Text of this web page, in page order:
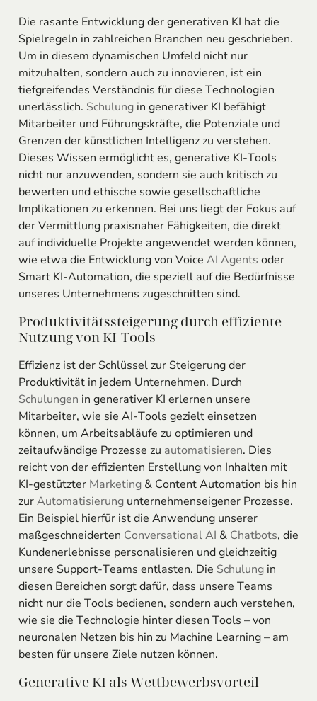
Die rasante Entwicklung der generativen KI hat die
Spielregeln in zahlreichen Branchen neu geschrieben.
Um in diesem dynamischen Umfeld nicht nur
mitzuhalten, sondern auch zu innovieren, ist ein
tiefgreifendes Verständnis für diese Technologien
unerlässlich. Schulungin generativer KI befähigt
Mitarbeiter und Führungskräfte, die Potenziale und
Grenzen der künstlichen Intelligenz zu verstehen.
Dieses Wissen ermöglicht es, generative KI-Tools
nicht nur anzuwenden, sondern sie auch kritisch zu
bewerten und ethische sowie gesellschaftliche
Implikationen zu erkennen. Bei uns liegt der Fokus auf
der Vermittlung praxisnaher Fähigkeiten, die direkt
auf individuelle Projekte angewendet werden können,
wie etwa die Entwicklung von Voice AI Agents oder
Smart KI-Automation, die speziell auf die Bedürfnisse
unseres Unternehmens zugeschnitten sind.
Produktivitätssteigerung durch effiziente
Nutzung von KI-Tools
Effizienz ist der Schlüssel zur Steigerung der
Produktivität in jedem Unternehmen. Durch
Schulungen in generativer KI erlernen unsere
Mitarbeiter, wie sie AI-Tools gezielt einsetzen
können, um Arbeitsabläufe zu optimieren und
zeitaufwändige Prozesse zu automatisieren. Dies
reicht von der effizienten Erstellung von Inhalten mit
KI-gestützter Marketing& Content Automation bis hin
zurAutomatisierungunternehmenseigener Prozesse.
Ein Beispiel hierfür ist die Anwendung unserer
maßgeschneiderten Conversational AI & Chatbots, die
Kundenerlebnisse personalisieren und gleichzeitig
unsere Support-Teams entlasten. Die Schulungin
diesen Bereichen sorgt dafür, dass unsere Teams
nicht nur die Tools bedienen, sondern auch verstehen,
wie sie die Technologie hinter diesen Tools – von
neuronalen Netzen bis hin zu Machine Learning – am
besten für unsere Ziele nutzen können.
Generative KI als Wettbewerbsvorteil